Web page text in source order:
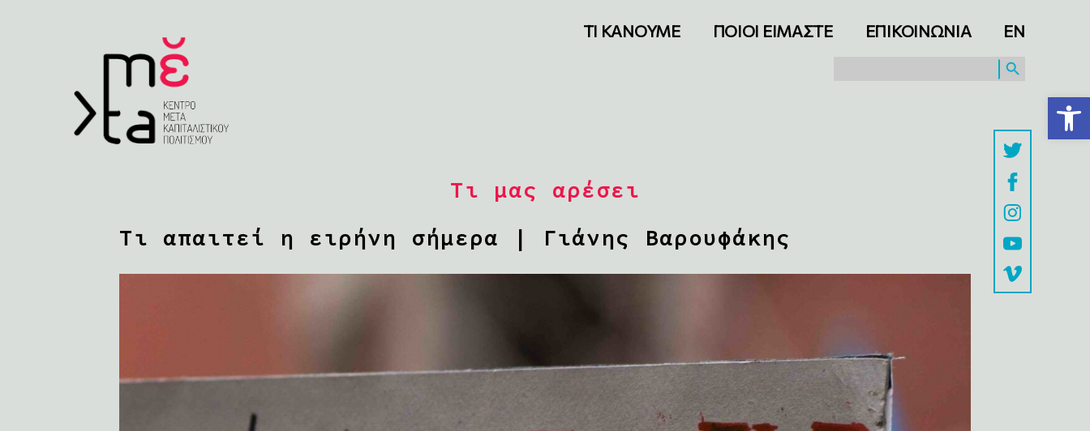
Ανοίξτε τη γραμμή εργαλείων
ΤΙ ΚΑΝΟΥΜΕ ΠΟΙΟΙ ΕΙΜΑΣΤΕ ΕΠΙΚΟΙΝΩΝΙΑ ΕΝ
SEARCH BUTTON
Τι μας αρέσει
Τι απαιτεί η ειρήνη σήμερα | Γιάνης Βαρουφάκης